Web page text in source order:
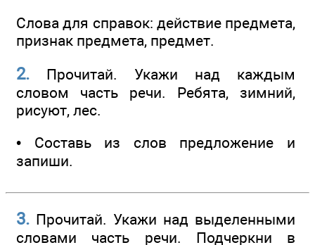
Слова для справок: действие предмета,
признак предмета, предмет.
2. Прочитай. Укажи над каждым
словом часть речи. Ребята, зимний,
рисуют, лес.
• Составь из слов предложение и
запиши.
3. Прочитай. Укажи над выделенными
словами часть речи. Подчеркни в